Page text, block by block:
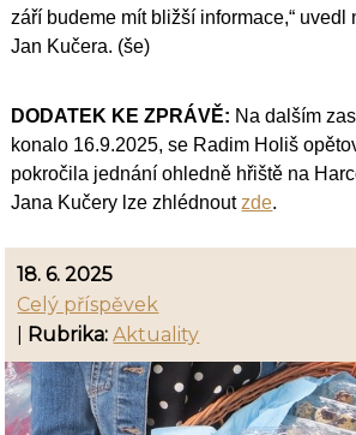
září budeme mít bližší informace,“ uvedl
Jan Kučera. (še)
DODATEK KE ZPRÁVĚ: Na dalším
konalo 16.9.2025, se Radim Holiš
pokročila jednání ohledně hřiště na
Jana Kučery lze zhlédnout zde.
18. 6. 2025
Celý příspěvek
Rubrika: Aktuality